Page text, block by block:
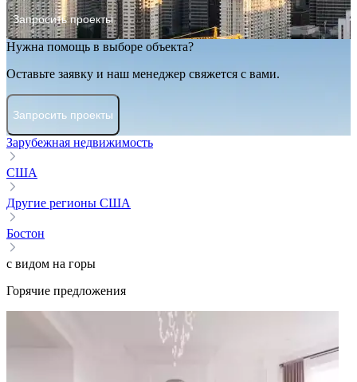
Запросить проекты
Нужна помощь в выборе объекта?
Оставьте заявку и наш менеджер свяжется с вами.
Запросить проекты
Зарубежная недвижимость
США
Другие регионы США
Бостон
с видом на горы
Горячие предложения